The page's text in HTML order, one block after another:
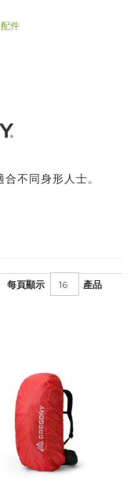
配件
不同身形人士。
每頁顯示 產品